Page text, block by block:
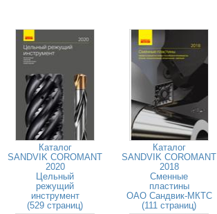
Каталог
SANDVIK COROMANT
2020
Цельный
режущий
инструмент
(529 страниц)
Каталог
SANDVIK COROMANT
2018
Сменные
пластины
ОАО Сандвик-МКТС
(111 страниц)